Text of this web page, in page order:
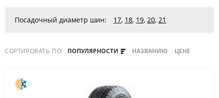
Посадочный диаметр шин: 17, 18, 19, 20, 21
СОРТИРОВАТЬ ПО: ПОПУЛЯРНОСТИ НАЗВАНИЮ ЦЕНЕ